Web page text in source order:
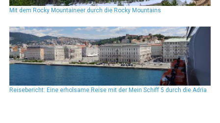
Mit dem Rocky Mountaineer durch die Rocky Mountains
Reisebericht: Eine erholsame Reise mit der Mein Schiff 5 durch die Adria